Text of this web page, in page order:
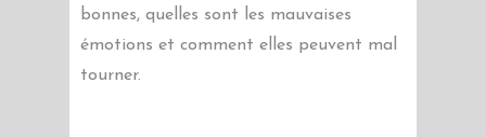
bonnes, quelles sont les mauvaises
émotions et comment elles peuvent mal
tourner.